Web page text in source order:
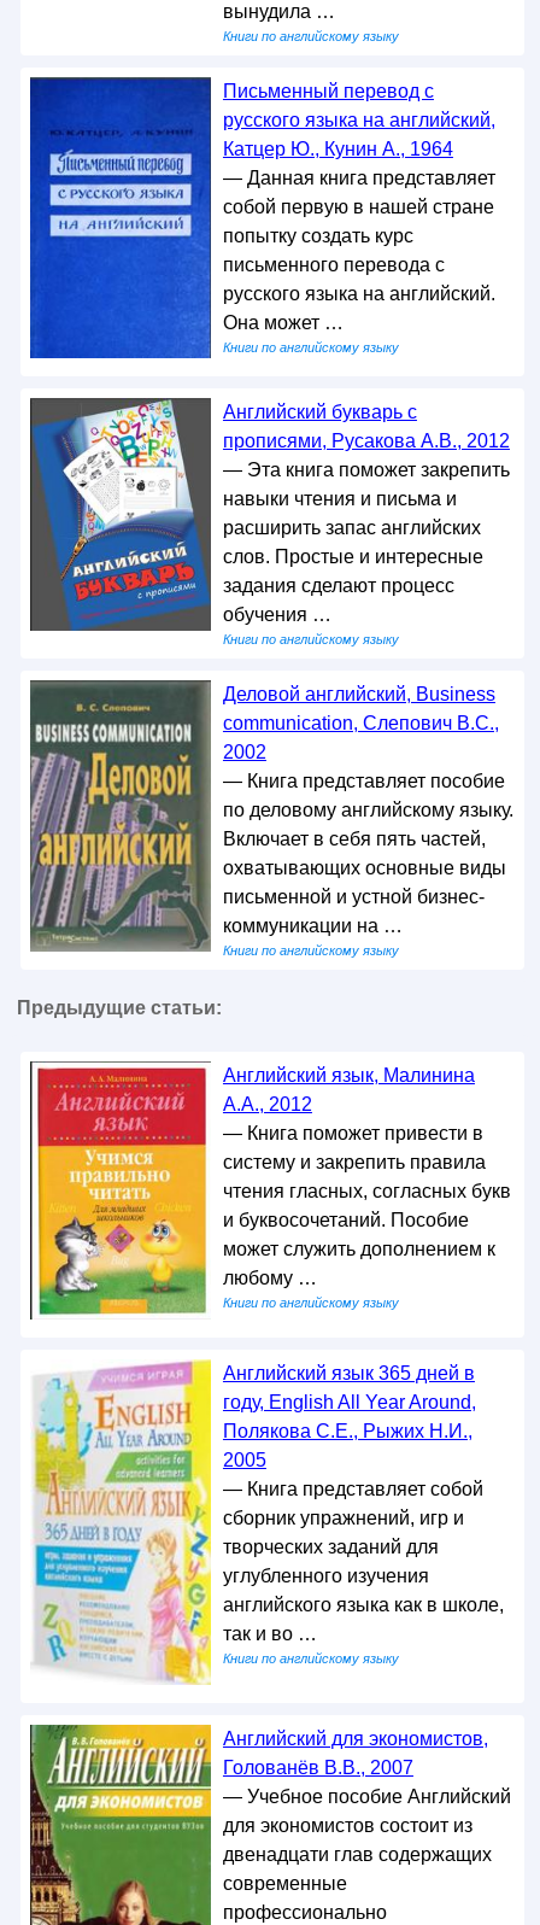
вынудила …
Книги по английскому языку
Письменный перевод с
русского языка на английский,
Катцер Ю., Кунин А., 1964
— Данная книга представляет
собой первую в нашей стране
попытку создать курс
письменного перевода с
русского языка на английский.
Она может …
Книги по английскому языку
Английский букварь с
прописями, Русакова А.В., 2012
— Эта книга поможет закрепить
навыки чтения и письма и
расширить запас английских
слов. Простые и интересные
задания сделают процесс
обучения …
Книги по английскому языку
Деловой английский, Business
communication, Слепович В.С.,
2002
— Книга представляет пособие
по деловому английскому языку.
Включает в себя пять частей,
охватывающих основные виды
письменной и устной бизнес-
коммуникации на …
Книги по английскому языку
Предыдущие статьи:
Английский язык, Малинина
А.А., 2012
— Книга поможет привести в
систему и закрепить правила
чтения гласных, согласных букв
и буквосочетаний. Пособие
может служить дополнением к
любому …
Книги по английскому языку
Английский язык 365 дней в
году, English All Year Around,
Полякова С.Е., Рыжих Н.И.,
2005
— Книга представляет собой
сборник упражнений, игр и
творческих заданий для
углубленного изучения
английского языка как в школе,
так и во …
Книги по английскому языку
Английский для экономистов,
Голованёв В.В., 2007
— Учебное пособие Английский
для экономистов состоит из
двенадцати глав содержащих
современные
профессионально